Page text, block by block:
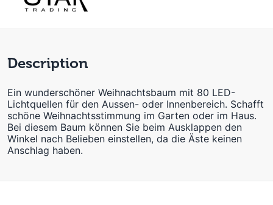
Description
Ein wunderschöner Weihnachtsbaum mit 80 LED-
Lichtquellen für den Aussen- oder Innenbereich. Schafft
schöne Weihnachtsstimmung im Garten oder im Haus.
Bei diesem Baum können Sie beim Ausklappen den
Winkel nach Belieben einstellen, da die Äste keinen
Anschlag haben.